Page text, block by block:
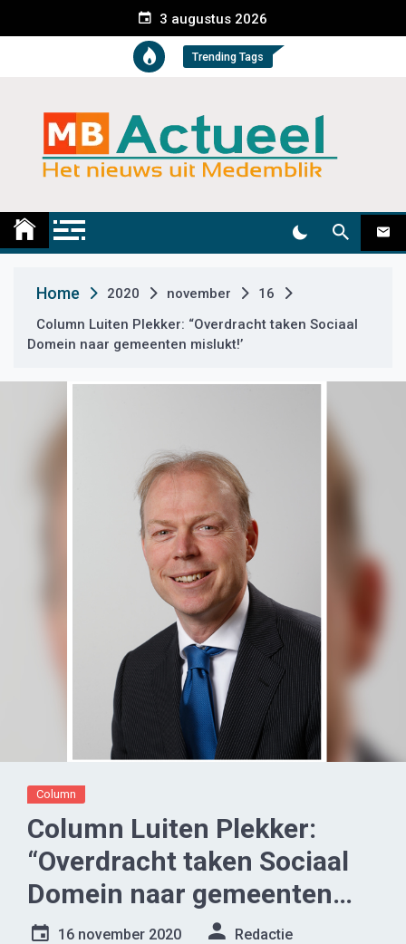
e
t
3 augustus 2026
Trending Tags
Medemblik Actueel
Home 2020 november
16
Column Luiten Plekker: “Overdracht taken Sociaal
Domein naar gemeenten mislukt!’
Column
Column Luiten Plekker:
“Overdracht taken Sociaal
Domein naar gemeenten
mislukt!’
16 november 2020 Redactie